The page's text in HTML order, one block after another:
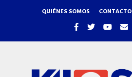
QUIÉNES SOMOS CONTACTO